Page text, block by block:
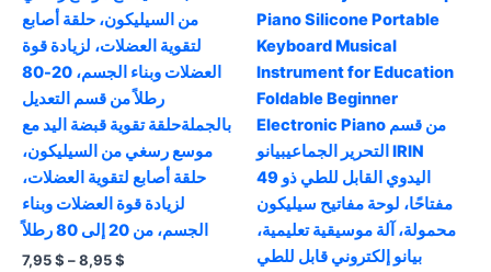
من السيليكون، حلقة أصابع
لتقوية العضلات، لزيادة قوة
العضلات وبناء الجسم، 20-80
رطلاً من قسم التعديل
بالجملةحلقة تقوية قبضة اليد مع
موسع رسغي من السيليكون،
حلقة أصابع لتقوية العضلات،
لزيادة قوة العضلات وبناء
الجسم، من 20 إلى 80 رطلاً
7,95$ –8,95$
Piano Silicone Portable
Keyboard Musical
Instrument for Education
Foldable Beginner
Electronic Piano من قسم
التحرير الجماعيبيانو IRIN
اليدوي القابل للطي ذو 49
مفتاحًا، لوحة مفاتيح سيليكون
محمولة، آلة موسيقية تعليمية،
بيانو إلكتروني قابل للطي